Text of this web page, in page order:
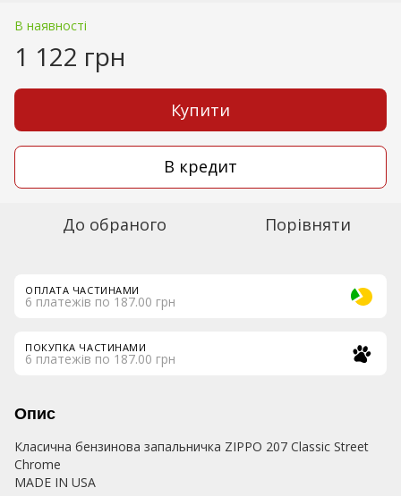
В наявності
1 122 грн
Купити
В кредит
До обраного Порівняти
ОПЛАТА ЧАСТИНАМИ
6 платежів по 187.00 грн
ПОКУПКА ЧАСТИНАМИ
6 платежів по 187.00 грн
Опис
Класична бензинова запальничка ZIPPO 207 Classic Street
Chrome
MADE IN USA